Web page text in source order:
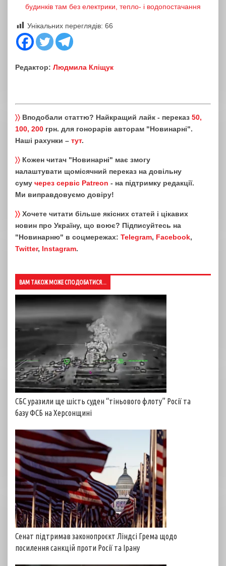
будинків там без електрики, тепло- і водопостачання
Унікальних переглядів: 66
Редактор: Людмила Кліщук
〉〉 Вподобали статтю? Найкращий лайк - переказ 50,
100, 200 грн. для гонорарів авторам "Новинарні".
Наші рахунки – тут.
〉〉 Кожен читач "Новинарні" має змогу
налаштувати щомісячний переказ на довільну
суму через сервіс Patreon - на підтримку редакції.
Ми виправдовуємо довіру!
〉〉 Хочете читати більше якісних статей і цікавих
новин про Україну, що воює? Підписуйтесь на
"Новинарню" в соцмережах: Telegram, Facebook,
Twitter, Instagram.
ВАМ ТАКОЖ МОЖЕ СПОДОБАТИСЯ...
СБС уразили ще шість суден “тіньового флоту” Росії та
базу ФСБ на Херсонщині
Сенат підтримав законопроєкт Ліндсі Грема щодо
посилення санкцій проти Росії та Ірану